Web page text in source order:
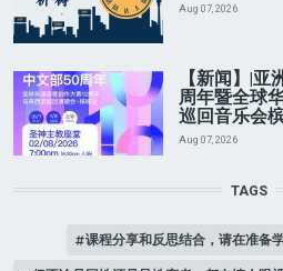
Aug 07, 2026
【新闻】|
周年暨全球
巡回音乐会
Aug 07, 2026
TAGS
课程分享和反思结合，请在准备